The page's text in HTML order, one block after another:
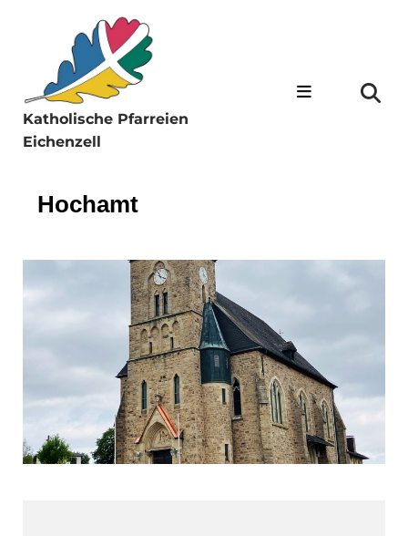
Katholische Pfarreien
Eichenzell
Hochamt